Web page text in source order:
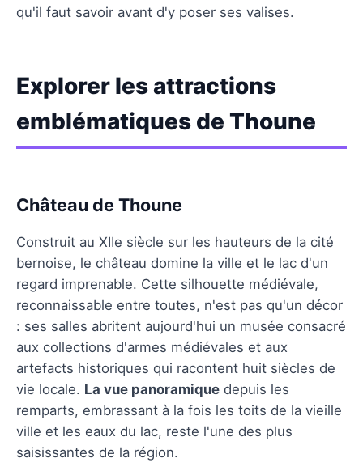
Conseils pratiques pour visiter Thoune
qu'il faut savoir avant d'y poser ses valises.
Explorer les attractions
emblématiques de Thoune
Château de Thoune
Construit au XIIe siècle sur les hauteurs de la cité
bernoise, le château domine la ville et le lac d'un
regard imprenable. Cette silhouette médiévale,
reconnaissable entre toutes, n'est pas qu'un décor
: ses salles abritent aujourd'hui un musée consacré
aux collections d'armes médiévales et aux
artefacts historiques qui racontent huit siècles de
vie locale. La vue panoramique depuis les
remparts, embrassant à la fois les toits de la vieille
ville et les eaux du lac, reste l'une des plus
saisissantes de la région.